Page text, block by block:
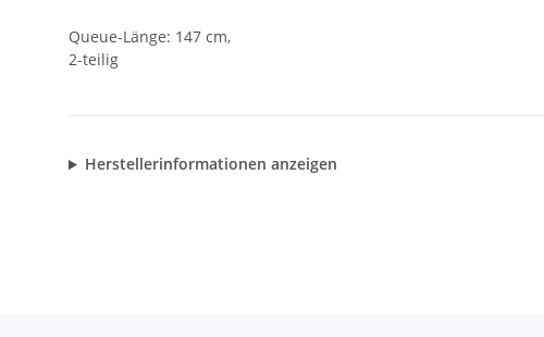
Queue-Länge: 147 cm,
2-teilig
Herstellerinformationen anzeigen